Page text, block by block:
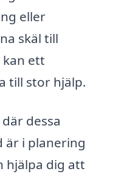
eller
skäl till
ett
till stor hjälp.
dessa
är i planering
hjälpa dig att